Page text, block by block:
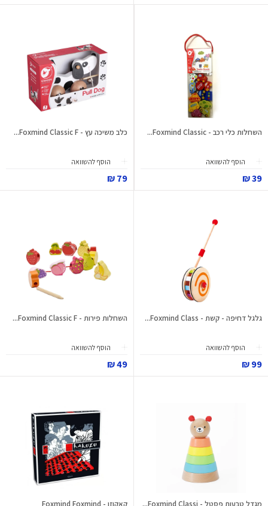
השחלות כלי רכב - Foxmind Classic...
הוסף להשוואה
39 ₪
כלב משיכה עץ - Foxmind Classic F...
הוסף להשוואה
79 ₪
גלגל דחיפה - קשת - Foxmind Class...
הוסף להשוואה
99 ₪
השחלות פירות - Foxmind Classic F...
הוסף להשוואה
49 ₪
מגדל טבעות פסטל - Foxmind Classi... קאקוזו - Foxmind Foxmind